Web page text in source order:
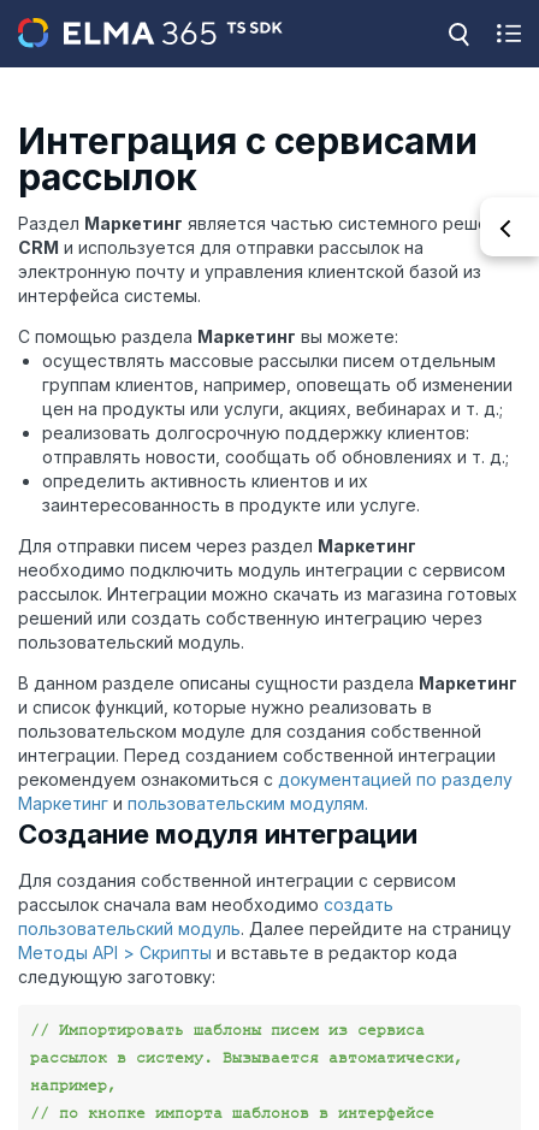
Интеграция с сервисами
рассылок
Раздел Маркетинг является частью системного решения
CRM и используется для отправки рассылок на
электронную почту и управления клиентской базой из
интерфейса системы.
С помощью раздела Маркетинг вы можете:
осуществлять массовые рассылки писем отдельным
группам клиентов, например, оповещать об изменении
цен на продукты или услуги, акциях, вебинарах и т. д.;
реализовать долгосрочную поддержку клиентов:
отправлять новости, сообщать об обновлениях и т. д.;
определить активность клиентов и их
заинтересованность в продукте или услуге.
Для отправки писем через раздел Маркетинг
необходимо подключить модуль интеграции с сервисом
рассылок. Интеграции можно скачать из магазина готовых
решений или создать собственную интеграцию через
пользовательский модуль.
В данном разделе описаны сущности раздела Маркетинг
и список функций, которые нужно реализовать в
пользовательском модуле для создания собственной
интеграции. Перед созданием собственной интеграции
рекомендуем ознакомиться с документацией по разделу
Маркетинг и пользовательским модулям.
Создание модуля интеграции
Для создания собственной интеграции с сервисом
рассылок сначала вам необходимо создать
пользовательский модуль. Далее перейдите на страницу
Методы API > Скрипты и вставьте в редактор кода
следующую заготовку:
// Импортировать шаблоны писем из сервиса
рассылок в систему. Вызывается автоматически,
например,
// по кнопке импорта шаблонов в интерфейсе